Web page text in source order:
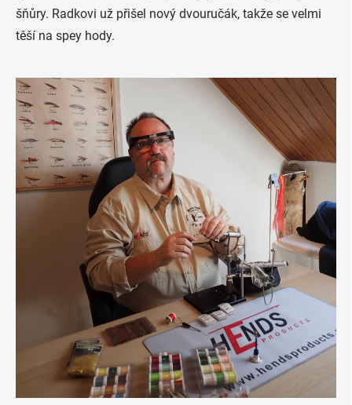
šňůry. Radkovi už přišel nový dvouručák, takže se velmi
těší na spey hody.